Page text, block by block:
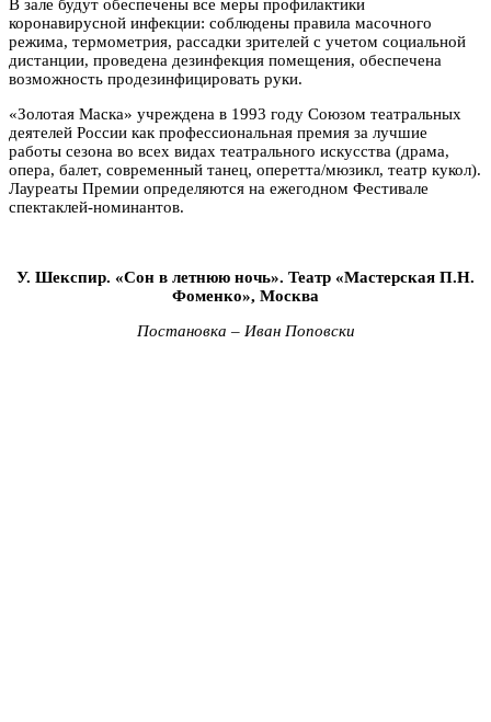
В зале будут обеспечены все меры профилактики
коронавирусной инфекции: соблюдены правила масочного
режима, термометрия, рассадки зрителей с учетом социальной
дистанции, проведена дезинфекция помещения, обеспечена
возможность продезинфицировать руки.
«Золотая Маска» учреждена в 1993 году Союзом театральных
деятелей России как профессиональная премия за лучшие
работы сезона во всех видах театрального искусства (драма,
опера, балет, современный танец, оперетта/мюзикл, театр кукол).
Лауреаты Премии определяются на ежегодном Фестивале
спектаклей-номинантов.
У. Шекспир. «Сон в летнюю ночь». Театр «Мастерская П.Н.
Фоменко», Москва
Постановка – Иван Поповски